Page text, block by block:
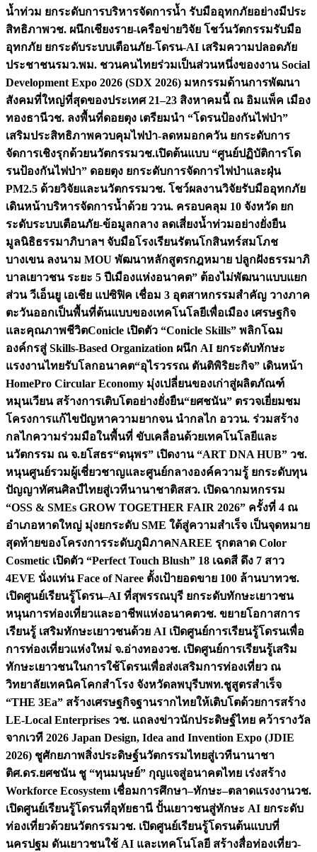
น้ำท่วม ยกระดับการบริหารจัดการน้ำ รับมืออุทกภัยอย่างมีประ
สิทธิภาพวช. ผนึกเชียงราย-เครือข่ายวิจัย โชว์นวัตกรรมรับมือ
อุทกภัย ยกระดับระบบเตือนภัย-โดรน-AI เสริมความปลอดภัย
ประชาชนรมว.พม. ชวนคนไทยร่วมเป็นส่วนหนึ่งของงาน Social
Development Expo 2026 (SDX 2026) มหกรรมด้านการพัฒนา
สังคมที่ใหญ่ที่สุดของประเทศ 21–23 สิงหาคมนี้ ณ อิมแพ็ค เมือง
ทองธานีวช. ลงพื้นที่ดอยตุง เตรียมนำ “โดรนป้องกันไฟป่า”
เสริมประสิทธิภาพควบคุมไฟป่า-ลดหมอกควัน ยกระดับการ
จัดการเชิงรุกด้วยนวัตกรรมวช.เปิดต้นแบบ “ศูนย์ปฏิบัติการโด
รนป้องกันไฟป่า” ดอยตุง ยกระดับการจัดการไฟป่าและฝุ่น
PM2.5 ด้วยวิจัยและนวัตกรรมวช. โชว์ผลงานวิจัยรับมืออุทกภัย
เดินหน้าบริหารจัดการน้ำด้วย ววน. ครอบคลุม 10 จังหวัด ยก
ระดับระบบเตือนภัย-ข้อมูลกลาง ลดเสี่ยงน้ำท่วมอย่างยั่งยืน
มูลนิธิธรรมาภิบาลฯ จับมือโรงเรียนรัตนโกสินทร์สมโภช
บางเขน ลงนาม MOU พัฒนาหลักสูตรกฎหมาย ปลูกฝังธรรมาภิ
บาลเยาวชน ระยะ 5 ปีเมืองแห่งอนาคต” ต้องไม่พัฒนาแบบแยก
ส่วน วีเอ็นยู เอเชีย แปซิฟิค เชื่อม 3 อุตสาหกรรมสำคัญ วางภาค
ตะวันออกเป็นพื้นที่ต้นแบบของเทคโนโลยีเพื่อเมือง เศรษฐกิจ
และคุณภาพชีวิตConicle เปิดตัว “Conicle Skills” พลิกโฉม
องค์กรสู่ Skills-Based Organization ผนึก AI ยกระดับทักษะ
แรงงานไทยรับโลกอนาคต“อุไรวรรณ ตันติพิริยะกิจ” เดินหน้า
HomePro Circular Economy มุ่งเปลี่ยนของเก่าสู่ผลิตภัณฑ์
หมุนเวียน สร้างการเติบโตอย่างยั่งยืน“ยศชนัน” ตรวจเยี่ยมชม
โครงการแก้ไขปัญหาความยากจน นำกลไก อววน. ร่วมสร้าง
กลไกความร่วมมือในพื้นที่ ขับเคลื่อนด้วยเทคโนโลยีและ
นวัตกรรม ณ จ.ยโสธร“ดนุพร” เปิดงาน “ART DNA HUB” วช.
หนุนศูนย์รวมผู้เชี่ยวชาญและศูนย์กลางองค์ความรู้ ยกระดับทุน
ปัญญาทัศนศิลป์ไทยสู่เวทีนานาชาติสสว. เปิดฉากมหกรรม
“OSS & SMEs GROW TOGETHER FAIR 2026” ครั้งที่ 4 ณ
อำเภอหาดใหญ่ มุ่งยกระดับ SME ใต้สู่ความสำเร็จ เป็นจุดหมาย
สุดท้ายของโครงการระดับภูมิภาคNAREE รุกตลาด Color
Cosmetic เปิดตัว “Perfect Touch Blush” 18 เฉดสี ดึง 7 สาว
4EVE นั่งแท่น Face of Naree ตั้งเป้ายอดขาย 100 ล้านบาทวช.
เปิดศูนย์เรียนรู้โดรน–AI ที่สุพรรณบุรี ยกระดับทักษะเยาวชน
หนุนการท่องเที่ยวและอาชีพแห่งอนาคตวช. ขยายโอกาสการ
เรียนรู้ เสริมทักษะเยาวชนด้วย AI เปิดศูนย์การเรียนรู้โดรนเพื่อ
การท่องเที่ยวแห่งใหม่ จ.อ่างทองวช. เปิดศูนย์การเรียนรู้เสริม
ทักษะเยาวชนในการใช้โดรนเพื่อส่งเสริมการท่องเที่ยว ณ
วิทยาลัยเทคนิคโคกสำโรง จังหวัดลพบุรีบพท.ชูสูตรสำเร็จ
“THE 3Ea” สร้างเศรษฐกิจฐานรากไทยให้เติบโตด้วยการสร้าง
LE-Local Enterprises วช. แถลงข่าวนักประดิษฐ์ไทย คว้ารางวัล
จากเวที 2026 Japan Design, Idea and Invention Expo (JDIE
2026) ชูศักยภาพสิ่งประดิษฐ์นวัตกรรมไทยสู่เวทีนานาชา
ติศ.ดร.ยศชนัน ชู “ทุนมนุษย์” กุญแจสู่อนาคตไทย เร่งสร้าง
Workforce Ecosystem เชื่อมการศึกษา–ทักษะ–ตลาดแรงงานวช.
เปิดศูนย์เรียนรู้โดรนที่อุทัยธานี ปั้นเยาวชนสู่ทักษะ AI ยกระดับ
ท่องเที่ยวด้วยนวัตกรรมวช. เปิดศูนย์เรียนรู้โดรนต้นแบบที่
นครปฐม ดันเยาวชนใช้ AI และเทคโนโลยี สร้างสื่อท่องเที่ยว-